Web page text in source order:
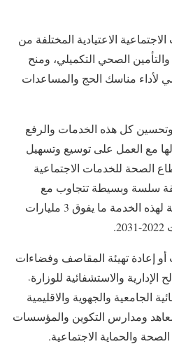
الاعتيادية المختلفة من
الصحي التكميلي، ومنح
لأداء مناسك الحج والمساعدات
كل هذه الخدمات والرفع
مع العمل على توسيع وتسهيل
الصحة للخدمات الاجتماعية
سلسة وبسيطة تتجاوب مع
انتظاراتهم. وتبلغ الكلفة المالية لهذه الخدمة ما يفوق 3 مليارات
أو إعادة تهيئة المقاصف وفضاءات
الإدارية والاستشفائية للوزارة˓
الجامعية والجهوية والاقليمية
ومدارس التكوين والمؤسسات
والحماية الاجتماعية.